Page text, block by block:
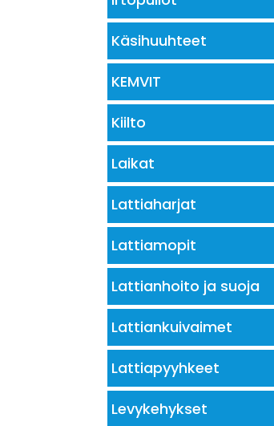
Käsihuuhteet
KEMVIT
Kiilto
Laikat
Lattiaharjat
Lattiamopit
Lattianhoito ja suoja
Lattiankuivaimet
Lattiapyyhkeet
Levykehykset